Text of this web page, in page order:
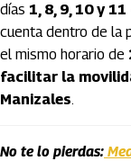
días 1, 8, 9, 10 y
cuenta dentro de la
el mismo horario de
facilitar la
Manizales.
No te lo pierdas: